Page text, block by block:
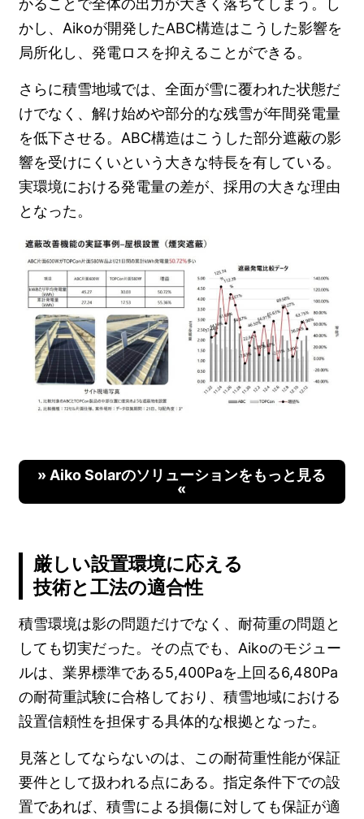
かることで全体の出力が大きく落ちてしまう。し
かし、Aikoが開発したABC構造はこうした影響を
局所化し、発電ロスを抑えることができる。
さらに積雪地域では、全面が雪に覆われた状態だ
けでなく、解け始めや部分的な残雪が年間発電量
を低下させる。ABC構造はこうした部分遮蔽の影
響を受けにくいという大きな特長を有している。
実環境における発電量の差が、採用の大きな理由
となった。
» Aiko Solarのソリューションをもっと見る
«
厳しい設置環境に応える
技術と工法の適合性
積雪環境は影の問題だけでなく、耐荷重の問題と
しても切実だった。その点でも、Aikoのモジュー
ルは、業界標準である5,400Paを上回る6,480Pa
の耐荷重試験に合格しており、積雪地域における
設置信頼性を担保する具体的な根拠となった。
見落としてならないのは、この耐荷重性能が保証
要件として扱われる点にある。指定条件下での設
置であれば、積雪による損傷に対しても保証が適